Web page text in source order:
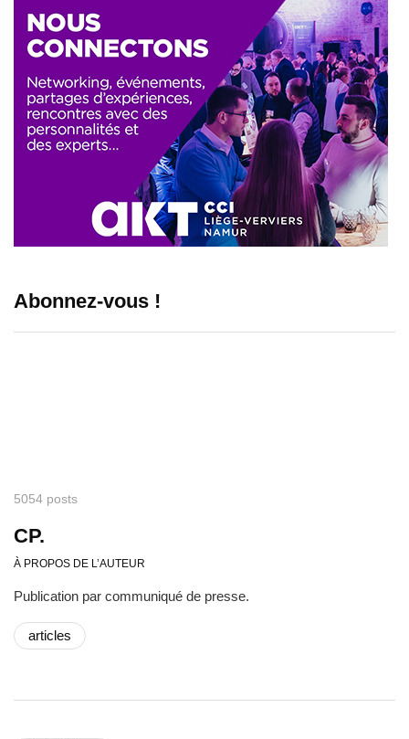
Abonnez-vous !
5054 posts
CP.
À PROPOS DE L’AUTEUR
Publication par communiqué de presse.
articles